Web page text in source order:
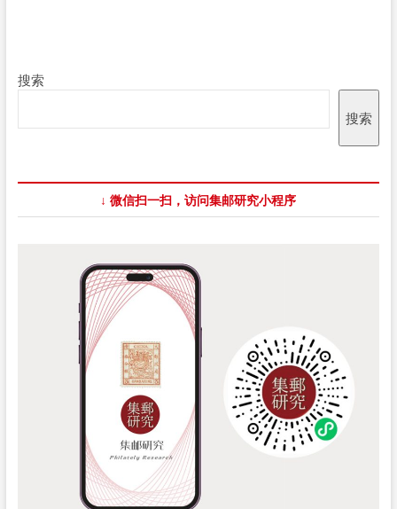
Antigua
一
搜索
搜索
↓ 微信扫一扫，访问集邮研究小程序